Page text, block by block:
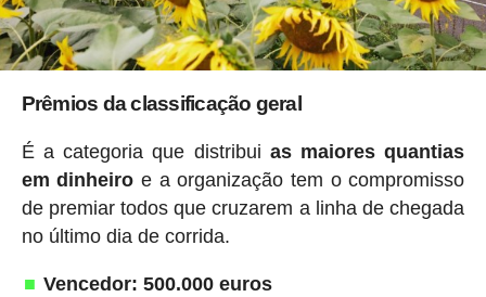
Prêmios da classificação geral
É a categoria que distribui as maiores quantias
em dinheiro e a organização tem o compromisso
de premiar todos que cruzarem a linha de chegada
no último dia de corrida.
Vencedor: 500.000 euros